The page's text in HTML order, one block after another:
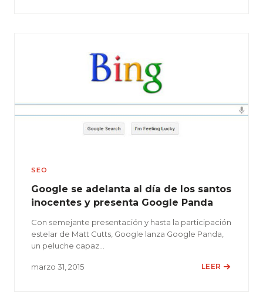
SEO
Google se adelanta al día de los santos
inocentes y presenta Google Panda
Con semejante presentación y hasta la participación
estelar de Matt Cutts, Google lanza Google Panda,
un peluche capaz…
marzo 31, 2015 LEER